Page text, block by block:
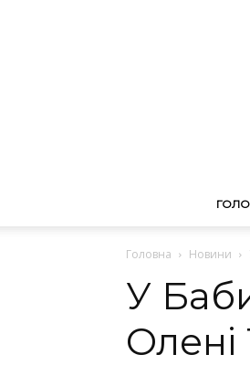
Головна Новини
У
Олені